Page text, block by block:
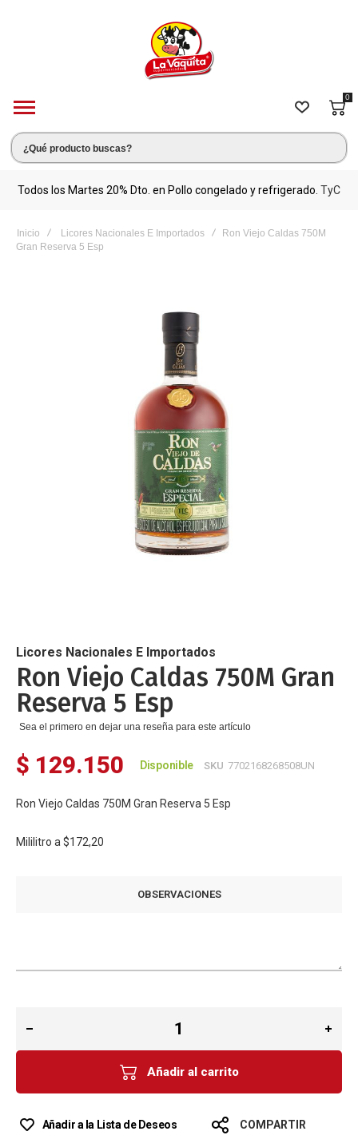
0
Todos los Martes 20% Dto. en Pollo congelado y refrigerado. TyC
Inicio Licores Nacionales E Importados
Ron Viejo Caldas 750M
Gran Reserva 5 Esp
de
la
galería
de
imágenes
Licores Nacionales E Importados
Ron Viejo Caldas 750M Gran
Reserva 5 Esp
Sea el primero en dejar una reseña para este artículo
$ 129.150 Disponible SKU 7702168268508UN
Ron Viejo Caldas 750M Gran Reserva 5 Esp
Mililitro a $172,20
OBSERVACIONES
Añadir al carrito
Añadir a la Lista de Deseos COMPARTIR